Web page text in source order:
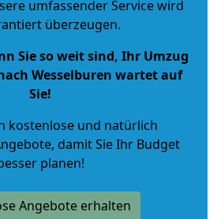
umfassender Service wird
überzeugen.
Sie so weit sind, Ihr Umzug
Wesselburen wartet auf
Sie!
kostenlose und natürlich
, damit Sie Ihr Budget
planen!
Angebote erhalten